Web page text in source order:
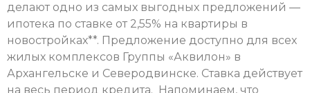
делают одно из самых выгодных предложений —
ипотека по ставке от 2,55% на квартиры в
новостройках**. Предложение доступно для всех
жилых комплексов Группы «Аквилон» в
Архангельске и Северодвинске. Ставка действует
на весь период кредита. Напоминаем, что